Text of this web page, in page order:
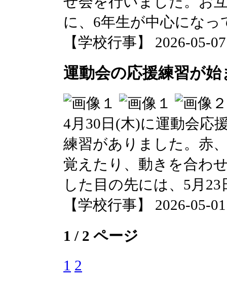
に、6年生が中心にな
【学校行事】 2026-05-
運動会の応援練習が
4月30日(木)に運動会応
練習がありました。赤
覚えたり、動きを合わ
した目の先には、5月
【学校行事】 2026-05-
1 / 2 ページ
1 2